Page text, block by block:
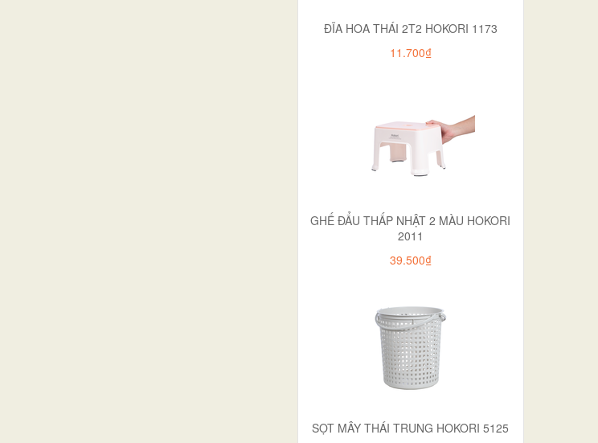
ĐĨA HOA THÁI 2T2 HOKORI 1173
11.700₫
GHẾ ĐẨU THẤP NHẬT 2 MÀU HOKORI
2011
39.500₫
SỌT MÂY THÁI TRUNG HOKORI 5125